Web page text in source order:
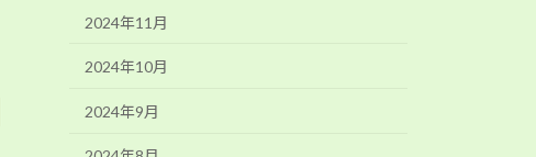
2024年11月
2024年10月
2024年9月